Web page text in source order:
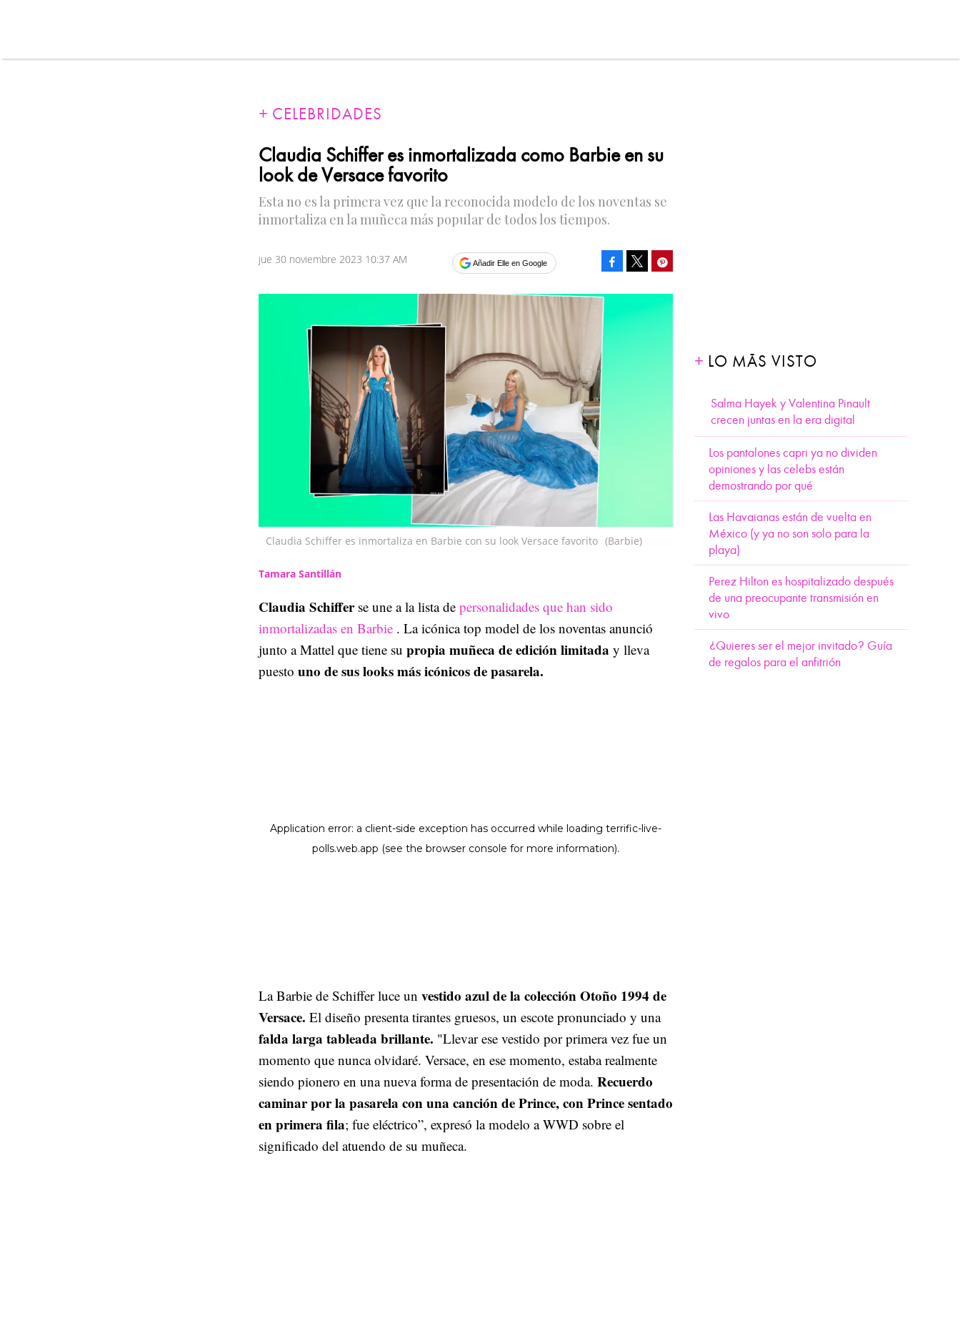
LO MÁS VISTO
Salma Hayek y Valentina Pinault
crecen juntas en la era digital
Los pantalones capri ya no dividen
opiniones y las celebs están
demostrando por qué
Las Havaianas están de vuelta en
México (y ya no son solo para la
playa)
Perez Hilton es hospitalizado después
de una preocupante transmisión en
vivo
¿Quieres ser el mejor invitado? Guía
de regalos para el anfitrión
CELEBRIDADES
Claudia Schiffer es inmortalizada como Barbie en su
look de Versace favorito
Esta no es la primera vez que la reconocida modelo de los noventas se
inmortaliza en la muñeca más popular de todos los tiempos.
jue 30 noviembre 2023 10:37 AM Añadir Elle en Google Facebook
Claudia Schiffer es inmortaliza en Barbie con su look Versace favorito (Barbie)
Tamara Santillán
Claudia Schifferse une a la lista de personalidades que han sido
inmortalizadas en Barbie . La icónica top model de los noventas anunció
junto a Mattel que tiene su propia muñeca de edición limitada y lleva
puesto uno de sus looks más icónicos de pasarela.
La Barbie de Schiffer luce un vestido azul de la colección Otoño 1994 de
Versace. El diseño presenta tirantes gruesos, un escote pronunciado y una
falda larga tableada brillante. "Llevar ese vestido por primera vez fue un
momento que nunca olvidaré. Versace, en ese momento, estaba realmente
siendo pionero en una nueva forma de presentación de moda. Recuerdo
caminar por la pasarela con una canción de Prince, con Prince sentado
en primera fila; fue eléctrico”, expresó la modelo a WWD sobre el
significado del atuendo de su muñeca.